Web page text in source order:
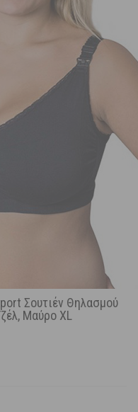
Σουτιέν Θηλασμού
Μαύρο XL